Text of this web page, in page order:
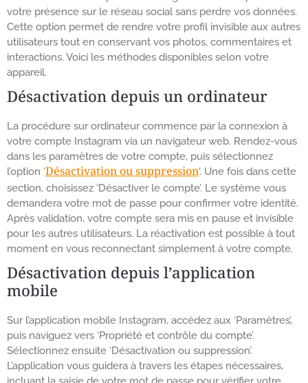
votre présence sur le réseau social sans perdre vos données.
Cette option permet de rendre votre profil invisible aux autres
utilisateurs tout en conservant vos photos, commentaires et
interactions. Voici les méthodes disponibles selon votre
appareil.
Désactivation depuis un ordinateur
La procédure sur ordinateur commence par la connexion à
votre compte Instagram via un navigateur web. Rendez-vous
dans les paramètres de votre compte, puis sélectionnez
l’option ‘Désactivation ou suppression‘. Une fois dans cette
section, choisissez ‘Désactiver le compte’. Le système vous
demandera votre mot de passe pour confirmer votre identité.
Après validation, votre compte sera mis en pause et invisible
pour les autres utilisateurs. La réactivation est possible à tout
moment en vous reconnectant simplement à votre compte.
Désactivation depuis l’application
mobile
Sur l’application mobile Instagram, accédez aux ‘Paramètres’,
puis naviguez vers ‘Propriété et contrôle du compte’.
Sélectionnez ensuite ‘Désactivation ou suppression’.
L’application vous guidera à travers les étapes nécessaires,